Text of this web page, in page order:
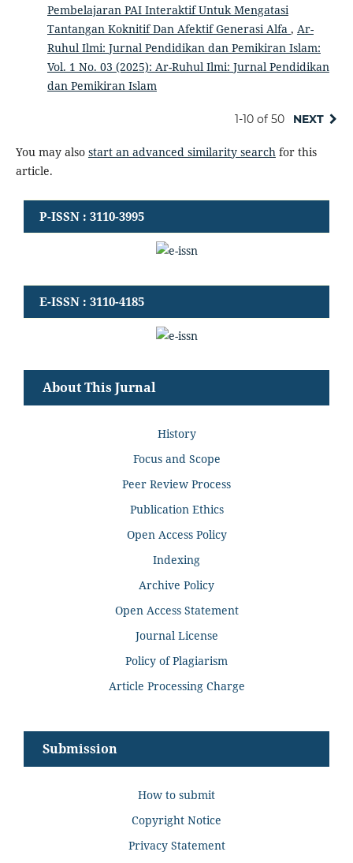
Pembelajaran PAI Interaktif Untuk Mengatasi
Tantangan Koknitif Dan Afektif Generasi Alfa , Ar-
Ruhul Ilmi: Jurnal Pendidikan dan Pemikiran Islam:
Vol. 1 No. 03 (2025): Ar-Ruhul Ilmi: Jurnal Pendidikan
dan Pemikiran Islam
1-10 of 50 NEXT
You may also start an advanced similarity searchfor this
article.
P-ISSN : 3110-3995
E-ISSN : 3110-4185
About This Jurnal
History
Focus and Scope
Peer Review Process
Publication Ethics
Open Access Policy
Indexing
Archive Policy
Open Access Statement
Journal License
Policy of Plagiarism
Article Processing Charge
Submission
How to submit
Copyright Notice
Privacy Statement